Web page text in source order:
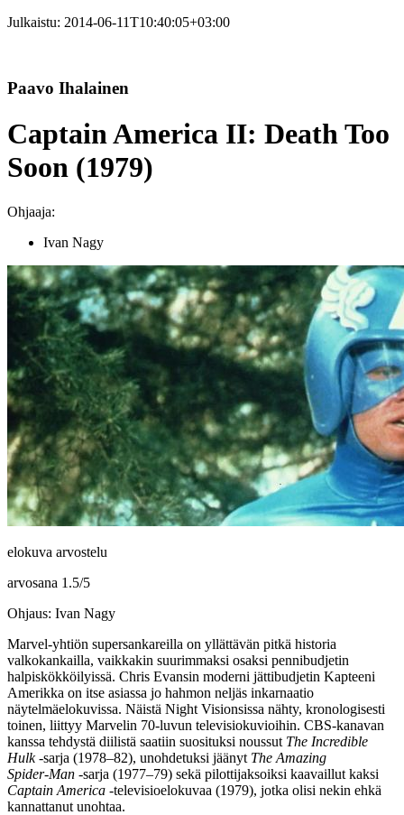
Julkaistu: 2014-06-11T10:40:05+03:00
Paavo Ihalainen
Captain America II: Death Too
Soon (1979)
Ohjaaja:
Ivan Nagy
elokuva arvostelu
arvosana 1.5/5
Ohjaus: Ivan Nagy
Marvel-yhtiön supersankareilla on yllättävän pitkä historia
valkokankailla, vaikkakin suurimmaksi osaksi pennibudjetin
halpiskökköilyissä. Chris Evansin moderni jättibudjetin Kapteeni
Amerikka on itse asiassa jo hahmon neljäs inkarnaatio
näytelmäelokuvissa. Näistä Night Visionsissa nähty, kronologisesti
toinen, liittyy Marvelin 70‑luvun televisiokuvioihin. CBS‑kanavan
kanssa tehdystä diilistä saatiin suosituksi noussut The Incredible
Hulk‑sarja (1978–82), unohdetuksi jäänyt The Amazing
Spider‑Man ‑sarja (1977–79) sekä pilottijaksoiksi kaavaillut kaksi
Captain America ‑televisioelokuvaa (1979), jotka olisi nekin ehkä
kannattanut unohtaa.